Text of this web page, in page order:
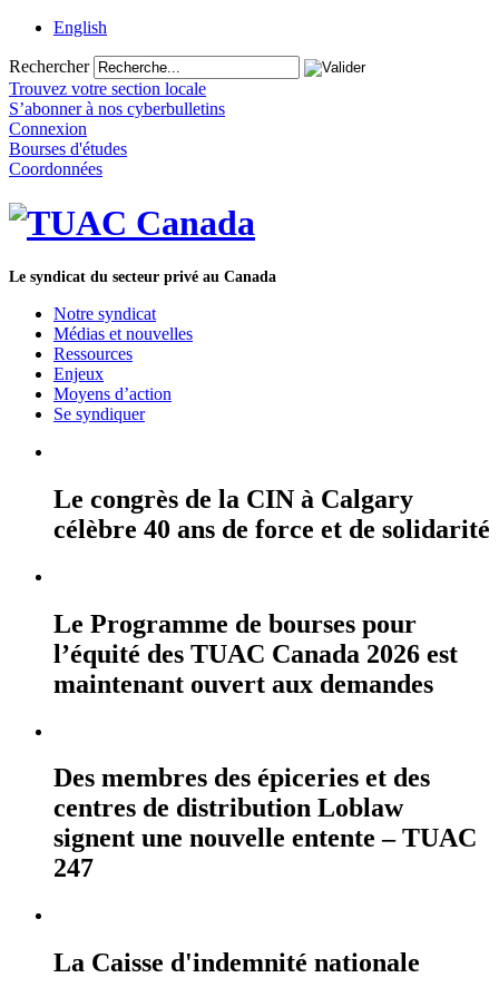
English
Rechercher
Trouvez votre section locale
S’abonner à nos cyberbulletins
Connexion
Bourses d'études
Coordonnées
Le syndicat du secteur privé au Canada
Notre syndicat
Médias et nouvelles
Ressources
Enjeux
Moyens d’action
Se syndiquer
Le congrès de la CIN à Calgary
célèbre 40 ans de force et de solidarité
Le Programme de bourses pour
l’équité des TUAC Canada 2026 est
maintenant ouvert aux demandes
Des membres des épiceries et des
centres de distribution Loblaw
signent une nouvelle entente – TUAC
247
La Caisse d'indemnité nationale